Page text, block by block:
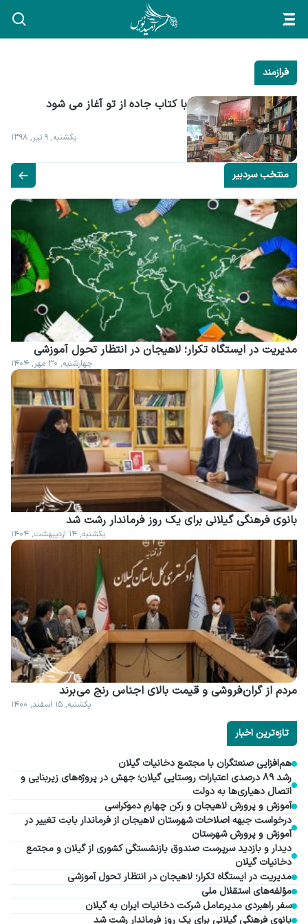
فرازمند
با کتاب جاده از تو آغاز می شود
یکشنبه, ۹ تیر, ۱۳۹۸
منتخب سردبیر
مدیریت در ایستگاه تکرار؛ لاهیجان در انتظار تحول آموزشی
چهارشنبه, ۳۰ مهر, ۱۴۰۴
بانوی فرهنگی گیلانی برای یک روز فرماندار رشت شد
یکشنبه, ۱۴ اردیبهشت, ۱۴۰۴
مردم از گران فروشی و قیمت بالای اجناس رنج می برند
یکشنبه, ۱۵ اسفند, ۱۴۰۰
تازه‌ترین اخبار
هم‌افزایی صنعتگران با مجتمع دخانیات گیلان
رشد ۸۹ درصدی اعتبارات روستایی گیلان؛ جهش در پروژه‌های زیربنایی و
اتصال دهیاری‌ها به دولت
آموزش و پرورش لاهیجان و رکن چهارم دموکراسی
درخواست جبهه اصلاحات شهرستان لاهیجان از فرماندار بابت تغییر در
آموزش و پرورش شهرستان
دیدار و بازدید سرپرست صندوق بازنشستگی کشوری از گیلان و مجتمع
دخانیات گیلان
مدیریت در ایستگاه تکرار؛ لاهیجان در انتظار تحول آموزشی
مؤلفه‌های استقلال ملی
سفر راهبردی مدیرعامل شرکت دخانیات ایران به گیلان
بانوی فرهنگی گیلانی برای یک روز فرماندار رشت شد